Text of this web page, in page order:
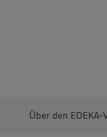
Über den EDEKA-